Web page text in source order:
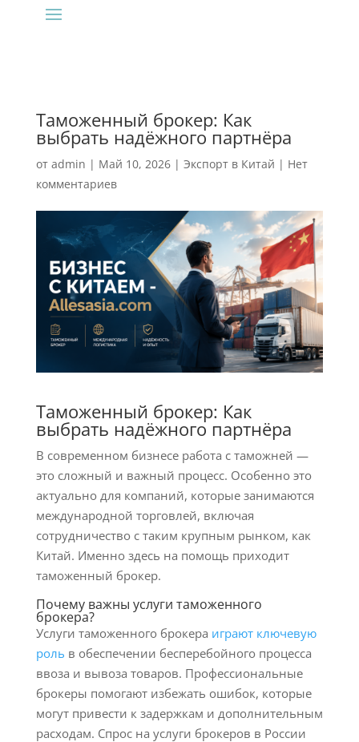
Таможенный брокер: Как
выбрать надёжного партнёра
от admin | Май 10, 2026| Экспорт в Китай | Нет
комментариев
Таможенный брокер: Как
выбрать надёжного партнёра
В современном бизнесе работа с таможней —
это сложный и важный процесс. Особенно это
актуально для компаний, которые занимаются
международной торговлей, включая
сотрудничество с таким крупным рынком, как
Китай. Именно здесь на помощь приходит
таможенный брокер.
Почему важны услуги таможенного
брокера?
Услуги таможенного брокера играют ключевую
роль в обеспечении бесперебойного процесса
ввоза и вывоза товаров. Профессиональные
брокеры помогают избежать ошибок, которые
могут привести к задержкам и дополнительным
расходам. Спрос на услуги брокеров в России